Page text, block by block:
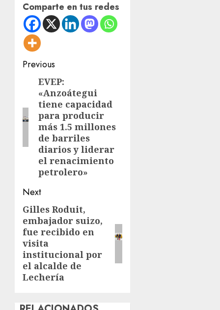
Comparte en tus redes
Post
navigation
Previous
Previous
post:
EVEP:
«Anzoátegui
tiene capacidad
para producir
más 1.5 millones
de barriles
diarios y liderar
el renacimiento
petrolero»
Next
Next
post:
Gilles Roduit,
embajador suizo,
fue recibido en
visita
institucional por
el alcalde de
Lechería